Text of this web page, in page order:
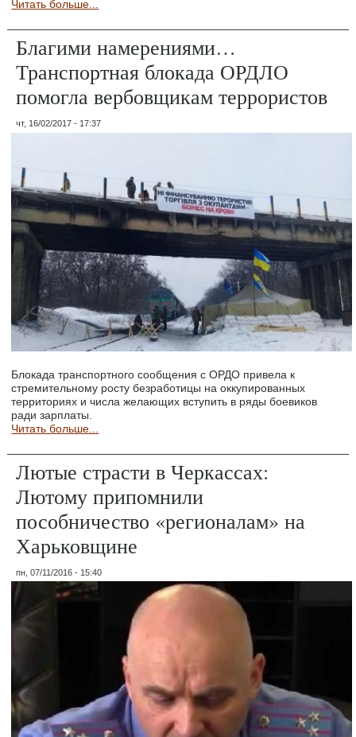
Читать больше...
Благими намерениями…
Транспортная блокада ОРДЛО
помогла вербовщикам террористов
чт, 16/02/2017 - 17:37
Блокада транспортного сообщения с ОРДО привела к
стремительному росту безработицы на оккупированных
территориях и числа желающих вступить в ряды боевиков
ради зарплаты.
Читать больше...
Лютые страсти в Черкассах:
Лютому припомнили
пособничество «регионалам» на
Харьковщине
пн, 07/11/2016 - 15:40